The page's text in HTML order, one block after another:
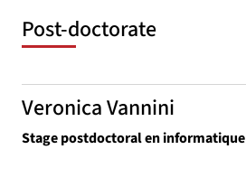
Post-doctorate
Veronica Vannini
Stage postdoctoral en informatique